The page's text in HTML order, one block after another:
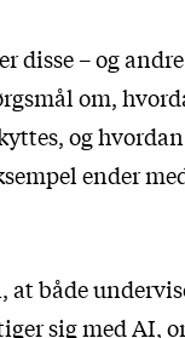
disse – og
om,
og
ender
både
sig med AI,